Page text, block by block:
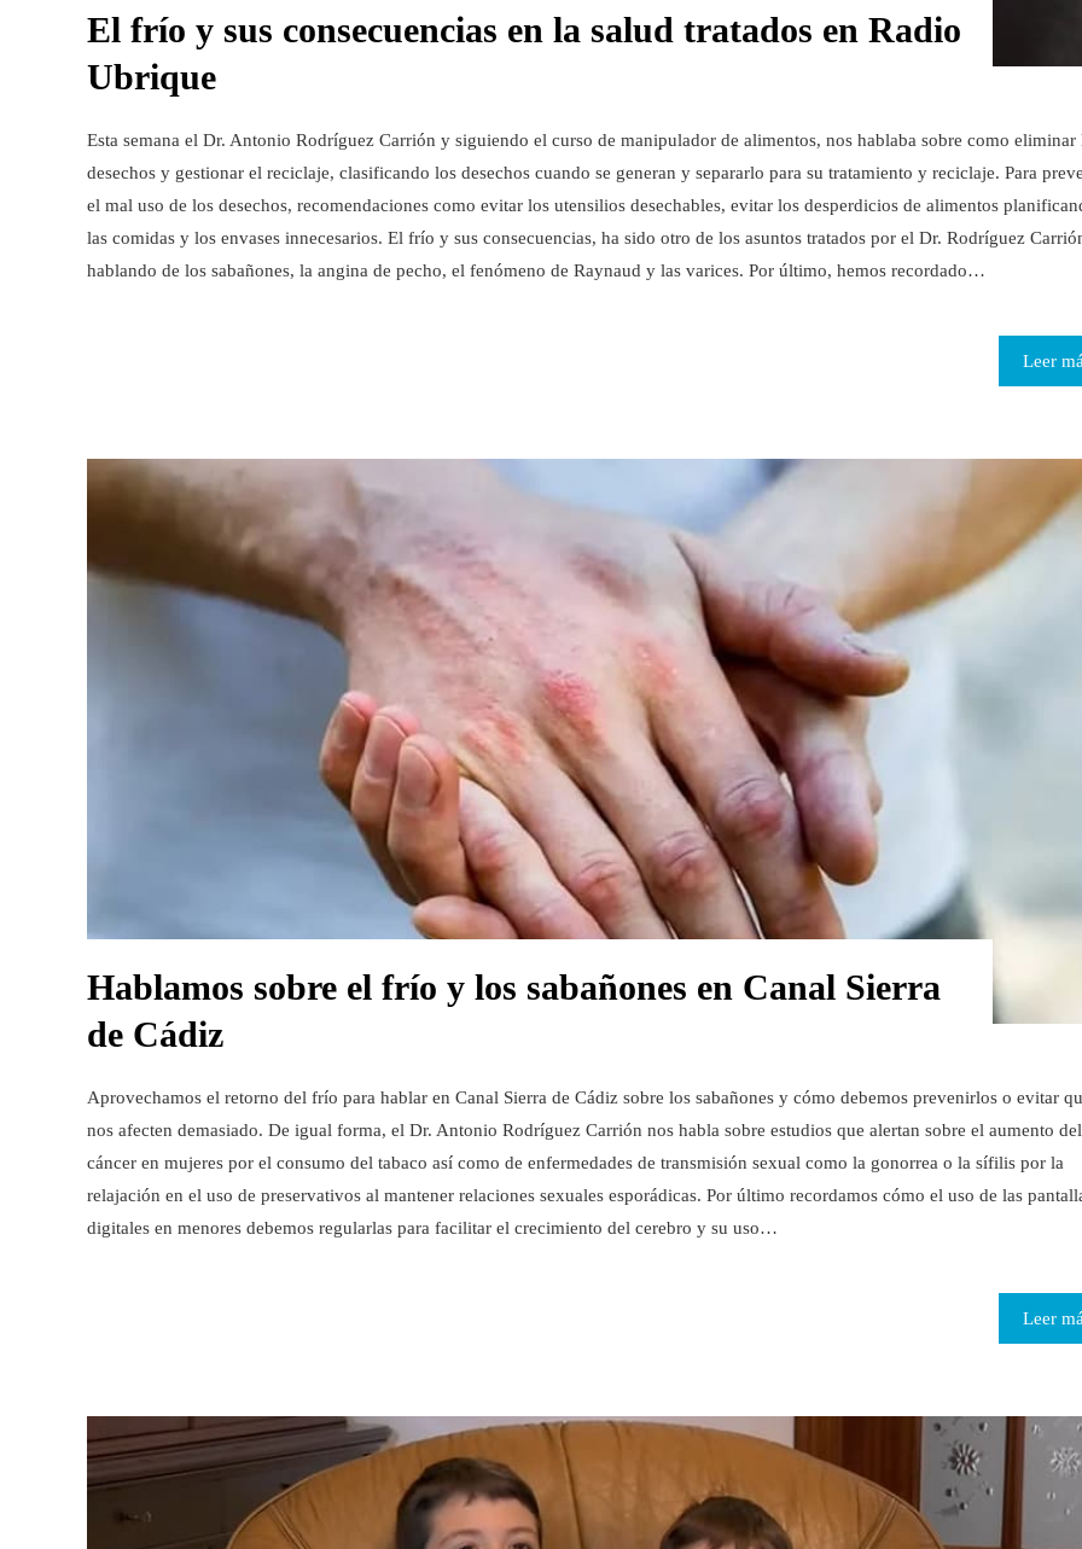
El frío y sus consecuencias en la salud tratados en Radio
Ubrique
Esta semana el Dr. Antonio Rodríguez Carrión y siguiendo el curso de manipulador de alimentos, nos hablaba sobre como eliminar
desechos y gestionar el reciclaje, clasificando los desechos cuando se generan y separarlo para su tratamiento y reciclaje. Para
el mal uso de los desechos, recomendaciones como evitar los utensilios desechables, evitar los desperdicios de alimentos
las comidas y los envases innecesarios. El frío y sus consecuencias, ha sido otro de los asuntos tratados por el Dr. Rodríguez
hablando de los sabañones, la angina de pecho, el fenómeno de Raynaud y las varices. Por último, hemos recordado…
Leer
Hablamos sobre el frío y los sabañones en Canal Sierra
de Cádiz
Aprovechamos el retorno del frío para hablar en Canal Sierra de Cádiz sobre los sabañones y cómo debemos prevenirlos o evitar
nos afecten demasiado. De igual forma, el Dr. Antonio Rodríguez Carrión nos habla sobre estudios que alertan sobre el aumento del
cáncer en mujeres por el consumo del tabaco así como de enfermedades de transmisión sexual como la gonorrea o la sífilis por la
relajación en el uso de preservativos al mantener relaciones sexuales esporádicas. Por último recordamos cómo el uso de las
digitales en menores debemos regularlas para facilitar el crecimiento del cerebro y su uso…
Leer